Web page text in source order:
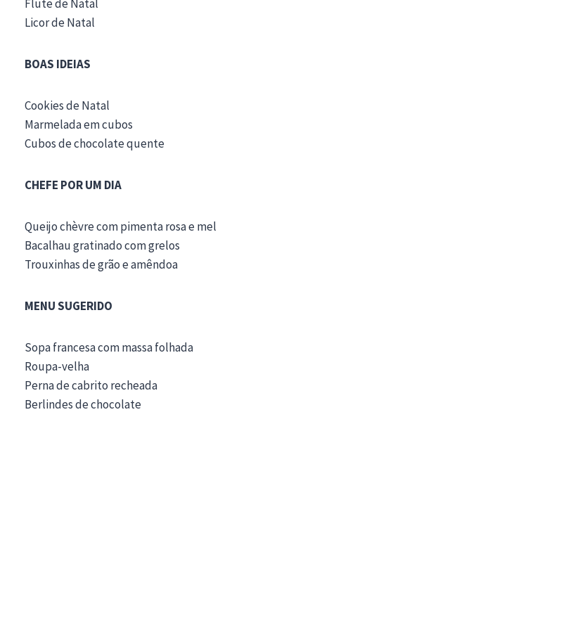
Flute de Natal
Licor de Natal
BOAS IDEIAS
Cookies de Natal
Marmelada em cubos
Cubos de chocolate quente
CHEFE POR UM DIA
Queijo chèvre com pimenta rosa e mel
Bacalhau gratinado com grelos
Trouxinhas de grão e amêndoa
MENU SUGERIDO
Sopa francesa com massa folhada
Roupa-velha
Perna de cabrito recheada
Berlindes de chocolate